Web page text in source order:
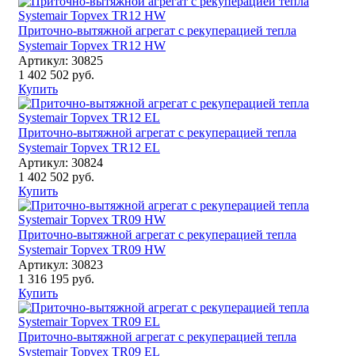
Приточно-вытяжной агрегат с рекуперацией тепла
Systemair Topvex TR12 HW
Артикул: 30825
1 402 502 руб.
Купить
Приточно-вытяжной агрегат с рекуперацией тепла
Systemair Topvex TR12 EL
Артикул: 30824
1 402 502 руб.
Купить
Приточно-вытяжной агрегат с рекуперацией тепла
Systemair Topvex TR09 HW
Артикул: 30823
1 316 195 руб.
Купить
Приточно-вытяжной агрегат с рекуперацией тепла
Systemair Topvex TR09 EL